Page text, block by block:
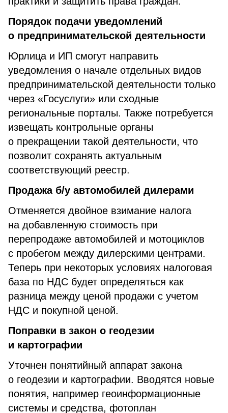
Порядок подачи уведомлений
о предпринимательской деятельности
Юрлица и ИП смогут направить
уведомления о начале отдельных видов
предпринимательской деятельности только
через «Госуслуги» или сходные
региональные порталы. Также потребуется
извещать контрольные органы
о прекращении такой деятельности, что
позволит сохранять актуальным
соответствующий реестр.
Продажа б/у автомобилей дилерами
Отменяется двойное взимание налога
на добавленную стоимость при
перепродаже автомобилей и мотоциклов
с пробегом между дилерскими центрами.
Теперь при некоторых условиях налоговая
база по НДС будет определяться как
разница между ценой продажи с учетом
НДС и покупной ценой.
Поправки в закон о геодезии
и картографии
Уточнен понятийный аппарат закона
о геодезии и картографии. Вводятся новые
понятия, например геоинформационные
системы и средства, фотоплан